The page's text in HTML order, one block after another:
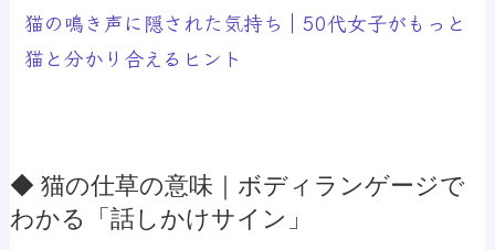
猫の鳴き声に隠された気持ち｜50代女子がもっと
猫と分かり合えるヒント
◆ 猫の仕草の意味｜ボディランゲージで
わかる「話しかけサイン」